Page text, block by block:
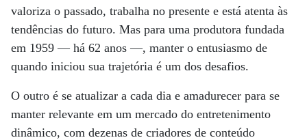
valoriza o passado, trabalha no presente e está atenta às
tendências do futuro. Mas para uma produtora fundada
em 1959 — há 62 anos —, manter o entusiasmo de
quando iniciou sua trajetória é um dos desafios.
O outro é se atualizar a cada dia e amadurecer para se
manter relevante em um mercado do entretenimento
dinâmico, com dezenas de criadores de conteúdo